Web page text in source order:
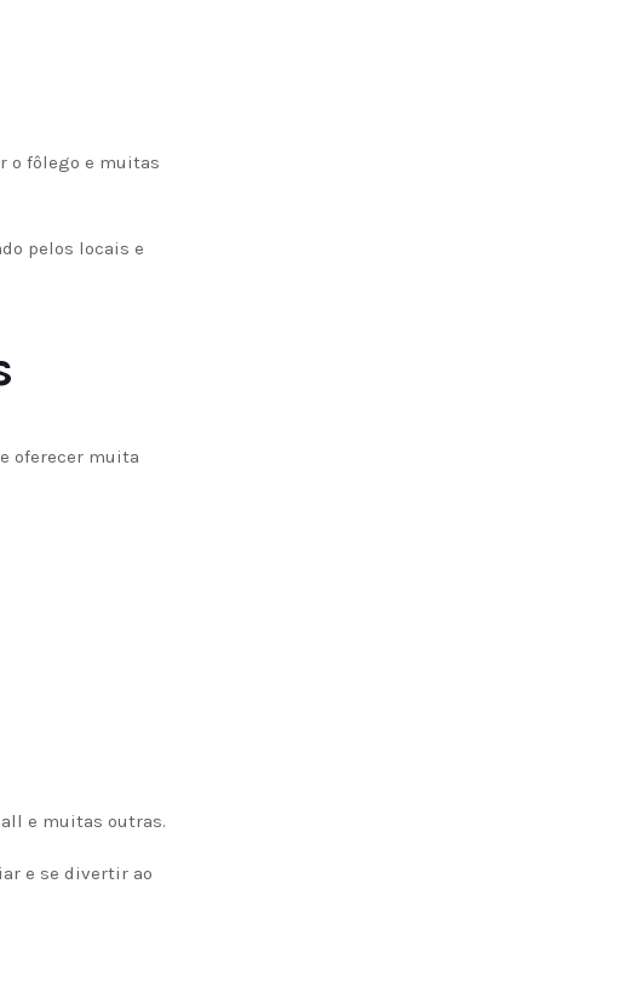
o fôlego e muitas
pelos locais e
oferecer muita
e muitas outras.
e se divertir ao